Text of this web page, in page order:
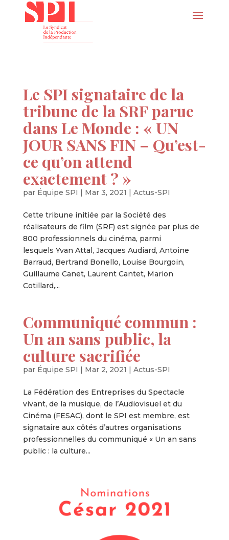
Le SPI signataire de la
tribune de la SRF parue
dans Le Monde : « UN
JOUR SANS FIN – Qu’est-
ce qu’on attend
exactement ? »
par Équipe SPI | Mar 3, 2021 | Actus-SPI
Cette tribune initiée par la Société des
réalisateurs de film (SRF) est signée par plus de
800 professionnels du cinéma, parmi
lesquels Yvan Attal, Jacques Audiard, Antoine
Barraud, Bertrand Bonello, Louise Bourgoin,
Guillaume Canet, Laurent Cantet, Marion
Cotillard,...
Communiqué commun :
Un an sans public, la
culture sacrifiée
par Équipe SPI | Mar 2, 2021 | Actus-SPI
La Fédération des Entreprises du Spectacle
vivant, de la musique, de l’Audiovisuel et du
Cinéma (FESAC), dont le SPI est membre, est
signataire aux côtés d’autres organisations
professionnelles du communiqué « Un an sans
public : la culture...